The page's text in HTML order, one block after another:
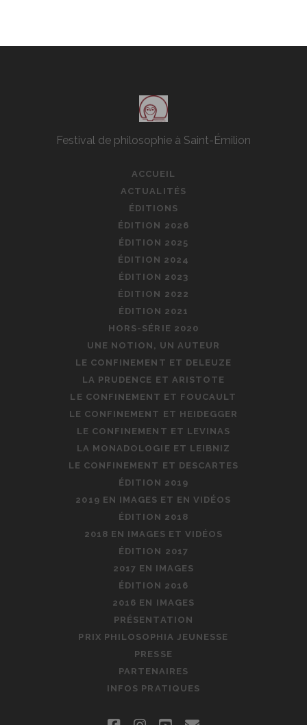
Festival de philosophie à Saint-Émilion
ACCUEIL
ACTUALITÉS
ÉDITIONS
ÉDITION 2026
ÉDITION 2025
ÉDITION 2024
ÉDITION 2023
ÉDITION 2022
ÉDITION 2021
HORS-SÉRIE 2020
UNE NOTION, UN AUTEUR
LE CONFINEMENT ET DELEUZE
LA PRUDENCE ET ARISTOTE
LE CONFINEMENT ET FOUCAULT
LE CONFINEMENT ET HEIDEGGER
LE CONFINEMENT ET LEVINAS
LA MONADOLOGIE ET LEIBNIZ
LE CONFINEMENT ET DESCARTES
ÉDITION 2019
2019 EN IMAGES ET EN VIDÉOS
ÉDITION 2018
2018 EN IMAGES ET VIDÉOS
ÉDITION 2017
2017 EN IMAGES
ÉDITION 2016
2016 EN IMAGES
PRÉSENTATION
PRIX PHILOSOPHIA JEUNESSE
PRESSE
PARTENAIRES
INFOS PRATIQUES